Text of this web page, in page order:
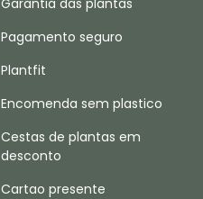
Garantia das plantas
Pagamento seguro
Plantfit
Encomenda sem plastico
Cestas de plantas em
desconto
Cartao presente